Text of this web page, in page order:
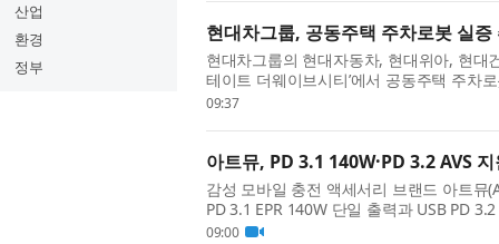
산업
환경
정부
현대차그룹, 공동주택 주차로봇 실증
현대차그룹의 현대자동차, 현대위아, 현대
테이트 더웨이브시티’에서 공동주택 주차
은 스마트도시 규제샌드박스를 통해 스마
09:37
아트뮤, PD 3.1 140W·PD 3.2 AVS
감성 모바일 충전 액세서리 브랜드 아트뮤
PD 3.1 EPR 140W 단일 출력과 USB PD
기술을 지원하는 최대 170W 출력의 프리
09:00